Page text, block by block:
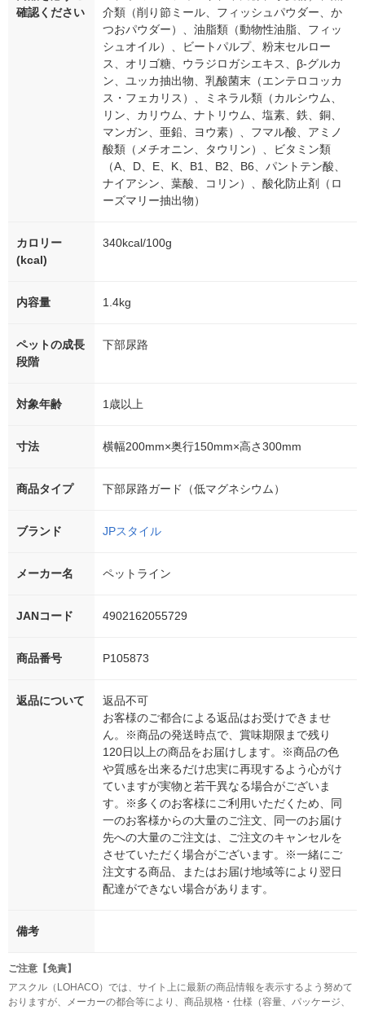
確認ください
介類（削り節ミール、フィッシュパウダー、か
つおパウダー）、油脂類（動物性油脂、フィッ
シュオイル）、ビートパルプ、粉末セルロー
ス、オリゴ糖、ウラジロガシエキス、β-グルカ
ン、ユッカ抽出物、乳酸菌末（エンテロコッカ
ス・フェカリス）、ミネラル類（カルシウム、
リン、カリウム、ナトリウム、塩素、鉄、銅、
マンガン、亜鉛、ヨウ素）、フマル酸、アミノ
酸類（メチオニン、タウリン）、ビタミン類
（A、D、E、K、B1、B2、B6、パントテン酸、
ナイアシン、葉酸、コリン）、酸化防止剤（ロ
ーズマリー抽出物）
カロリー
(kcal)
340kcal/100g
内容量 1.4kg
ペットの成長
段階
下部尿路
対象年齢 1歳以上
寸法 横幅200mm×奥行150mm×高さ300mm
商品タイプ 下部尿路ガード（低マグネシウム）
ブランド JPスタイル
メーカー名 ペットライン
JANコード 4902162055729
商品番号 P105873
返品について
返品不可
お客様のご都合による返品はお受けできませ
ん。※商品の発送時点で、賞味期限まで残り
120日以上の商品をお届けします。※商品の色
や質感を出来るだけ忠実に再現するよう心がけ
ていますが実物と若干異なる場合がございま
す。※多くのお客様にご利用いただくため、同
一のお客様からの大量のご注文、同一のお届け
先への大量のご注文は、ご注文のキャンセルを
させていただく場合がございます。※一緒にご
注文する商品、またはお届け地域等により翌日
配達ができない場合があります。
備考
ご注意【免責】
アスクル（LOHACO）では、サイト上に最新の商品情報を表示するよう努めて
おりますが、メーカーの都合等により、商品規格・仕様（容量、パッケージ、